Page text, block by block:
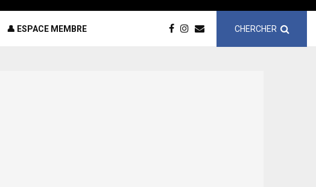
👤 ESPACE MEMBRE CHERCHER